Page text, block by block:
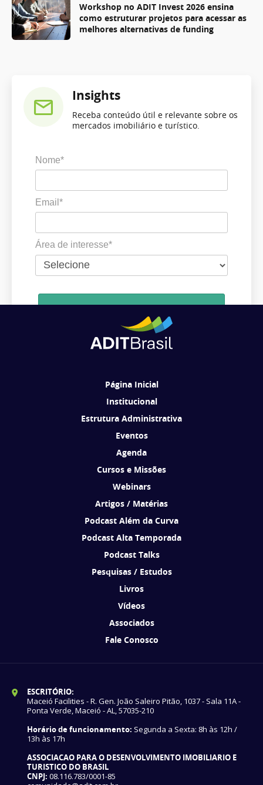
Workshop no ADIT Invest 2026 ensina
como estruturar projetos para acessar as
melhores alternativas de funding
Insights
Receba conteúdo útil e relevante sobre os
mercados imobiliário e turístico.
Nome*
Email*
Área de interesse*
Ao se cadastrar, você concorda em receber comunicações da ADIT
Página Inicial
Institucional
Estrutura Administrativa
Eventos
Agenda
Cursos e Missões
Webinars
Artigos / Matérias
Podcast Além da Curva
Podcast Alta Temporada
Podcast Talks
Pesquisas / Estudos
Livros
Vídeos
Associados
Fale Conosco
ESCRITÓRIO:
Maceió Facilities - R. Gen. João Saleiro Pitão, 1037 - Sala 11A -
Ponta Verde, Maceió - AL, 57035-210
Horário de funcionamento: Segunda a Sexta: 8h às 12h /
13h às 17h
ASSOCIACAO PARA O DESENVOLVIMENTO IMOBILIARIO E
TURISTICO DO BRASIL
CNPJ: 08.116.783/0001-85